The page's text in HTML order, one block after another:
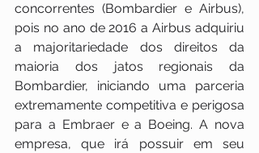
concorrentes (Bombardier e Airbus),
pois no ano de 2016 a Airbus adquiriu
a majoritariedade dos direitos da
maioria dos jatos regionais da
Bombardier, iniciando uma parceria
extremamente competitiva e perigosa
para a Embraer e a Boeing. A nova
empresa, que irá possuir em seu